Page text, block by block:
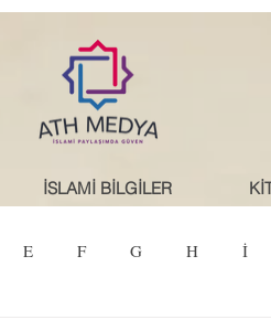
İSLAMİ BİLGİLER
E F G H İ